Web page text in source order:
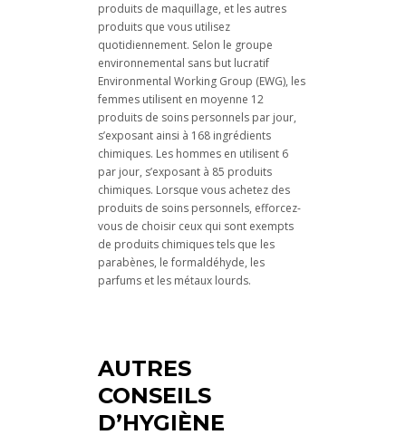
produits de maquillage, et les autres
produits que vous utilisez
quotidiennement. Selon le groupe
environnemental sans but lucratif
Environmental Working Group (EWG), les
femmes utilisent en moyenne 12
produits de soins personnels par jour,
s’exposant ainsi à 168 ingrédients
chimiques. Les hommes en utilisent 6
par jour, s’exposant à 85 produits
chimiques. Lorsque vous achetez des
produits de soins personnels, efforcez-
vous de choisir ceux qui sont exempts
de produits chimiques tels que les
parabènes, le formaldéhyde, les
parfums et les métaux lourds.
AUTRES
CONSEILS
D’HYGIÈNE